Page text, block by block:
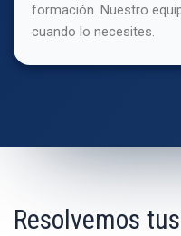
formación. Nuestro
cuando lo necesites.
Resolvemos